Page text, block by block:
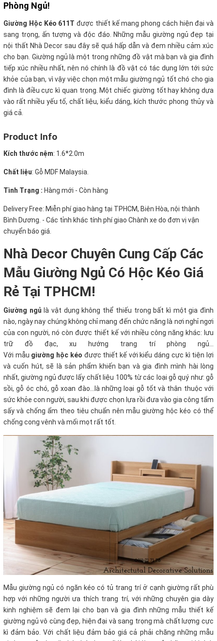
Phòng Ngủ!
Giường Hộc Kéo 611T được thiết kế mang phong cách hiện đại và
sang trọng, ấn tượng và độc đáo. Những mẫu giường ngủ đẹp tại
nội thất Nhà Decor sau đây sẽ quá hấp dẫn và đem nhiều cảm xúc
cho bạn. Giường ngủ là một trong những đồ vật mà bạn và gia đình
tiếp xúc nhiều nhất, nên nó chính là đồ vật có tác dụng lớn tới sức
khỏe của bạn, vì vậy việc chọn một mẫu giường ngủ tốt chó cho gia
đình là điều cực kì quan trọng. Một chiếc giường tốt hay không dựa
vào rất nhiều yếu tố, chất liệu, kiểu dáng, kích thước phong thủy và
giá cả.
Product Info
Kích thước nệm: 1.6*2.0m
Chất liệu: Gỗ MDF Malaysia.
Tình Trạng : Hàng mới - Còn hàng
Delivery Free: Miễn phí giao hàng tại TPHCM, Biên Hòa, nội thành
Bình Dương. - Các tỉnh khác tính phí giao Chành xe do đơn vị vận
chuyển báo giá.
Nhà Decor Chuyên Cung Cấp Các
Mẫu Giường Ngủ Có Hộc Kéo Giá
Rẻ Tại TPHCM!
Giường ngủ là vật dụng không thể thiếu trong bất kì một gia đình
nào, ngày nay chúng không chỉ mang đến chức năng là nơi nghỉ ngơi
của con người, nó còn được thiết kế với nhiều công năng khác: lưu
trữ đồ đạc, xu hướng trang trí phòng ngủ...
Với mẫu giường hộc kéo được thiết kế với kiểu dáng cực kì tiện lợi
và cuốn hút, sẽ là sản phẩm khiến bạn và gia đình mình hài lòng
nhất, giường ngủ được lấy chất liệu 100% từ các loại gỗ quý như: gỗ
sồi, gỗ óc chó, gỗ xoan đào…là những loại gỗ tốt và thân thuộc với
sức khỏe con người, sau khi được chọn lựa rồi đưa vào gia công tẩm
sấy và chống ẩm theo tiêu chuẩn nên mẫu giường hộc kéo có thể
chống cong vênh và mối mọt rất tốt.
Mẫu giường ngủ có ngăn kéo có tủ trang trí ở cạnh giường rất phù
hợp với những người ưa thích trang trí, với những chuyên gia dày
kinh nghiệm sẽ đem lại cho bạn và gia đình những mẫu thiết kế
giường ngủ vô cùng đẹp, hiện đại và sang trọng mà chất lượng cực
kì đảm bảo. Với chất liệu đảm bảo giá cả phải chăng những mẫu